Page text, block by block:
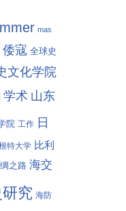
mas
倭寇 全球史
文化学院
学术 山东
院 工作 日
特大学 比利
之路 海交
究 海防